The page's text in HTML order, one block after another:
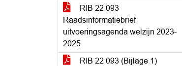
RIB 22 093
Raadsinformatiebrief
uitvoeringsagenda welzijn 2023-
2025
RIB 22 093 (Bijlage 1)